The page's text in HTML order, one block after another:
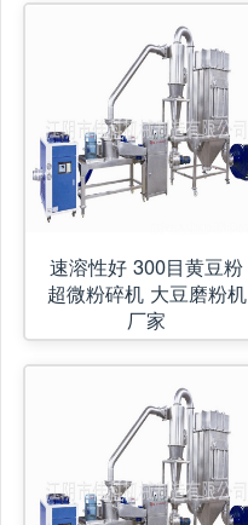
速溶性好 300目黄豆粉
超微粉碎机 大豆磨粉机
厂家